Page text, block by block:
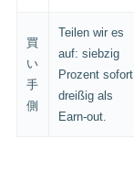
買
い
手
側
Teilen wir es
auf: siebzig
Prozent sofort,
dreißig als
Earn-out.